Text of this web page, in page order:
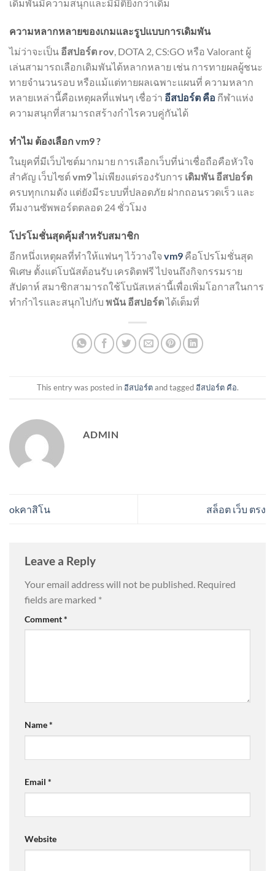
เดิมพันมีความสนุกและมีมิติยิ่งกว่าเดิม
ความหลากหลายของเกมและรูปแบบการเดิมพัน
ไม่ว่าจะเป็น อีสปอร์ต rov, DOTA 2, CS:GO หรือ Valorant ผู้
เล่นสามารถเลือกเดิมพันได้หลากหลาย เช่น การทายผลผู้ชนะ
ทายจำนวนรอบ หรือแม้แต่ทายผลเฉพาะแผนที่ ความหลาก
หลายเหล่านี้คือเหตุผลที่แฟนๆ เชื่อว่า อีสปอร์ต คือ กีฬาแห่ง
ความสนุกที่สามารถสร้างกำไรควบคู่กันได้
ทำไม ต้องเลือก vm9 ?
ในยุคที่มีเว็บไซต์มากมาย การเลือกเว็บที่น่าเชื่อถือคือหัวใจ
สำคัญ เว็บไซต์vm9ไม่เพียงแต่รองรับการ เดิมพัน อีสปอร์ต
ครบทุกเกมดัง แต่ยังมีระบบที่ปลอดภัย ฝากถอนรวดเร็ว และ
ทีมงานซัพพอร์ตตลอด 24 ชั่วโมง
โปรโมชั่นสุดคุ้มสำหรับสมาชิก
อีกหนึ่งเหตุผลที่ทำให้แฟนๆ ไว้วางใจ vm9 คือโปรโมชั่นสุด
พิเศษ ตั้งแต่โบนัสต้อนรับ เครดิตฟรี ไปจนถึงกิจกรรมราย
สัปดาห์ สมาชิกสามารถใช้โบนัสเหล่านี้เพื่อเพิ่มโอกาสในการ
ทำกำไรและสนุกไปกับ พนัน อีสปอร์ตได้เต็มที่
This entry was posted in อีสปอร์ตand tagged อีสปอร์ต คือ.
ADMIN
okคาสิโน สล็อต เว็บ ตรง
Leave a Reply
Your email address will not be published. Required
fields are marked *
Comment*
Name*
Email *
Website